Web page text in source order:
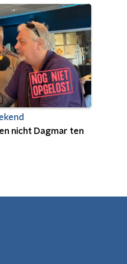
nicht Dagmar ten